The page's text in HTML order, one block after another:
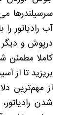
سرسیلندرها
آب رادیاتور
درپوش و دیگر
کاملا مطمئن
بریزید تا از
از مهم‌ترین
شدن